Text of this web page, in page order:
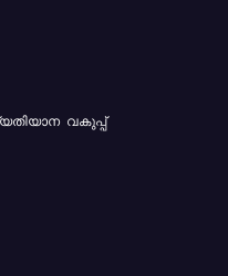
വകുപ്പ്